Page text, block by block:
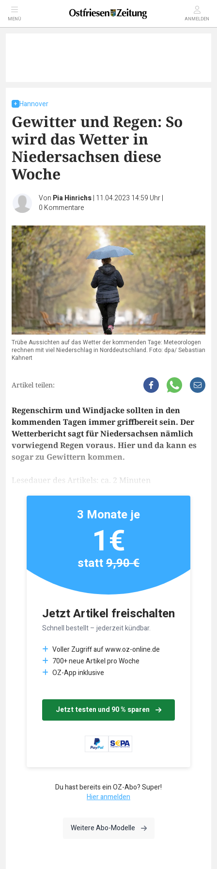
MENÜ ANMELDEN
Hannover
Gewitter und Regen: So
wird das Wetter in
Niedersachsen diese
Woche
Von Pia Hinrichs| 11.04.2023 14:59 Uhr|
0 Kommentare
Trübe Aussichten auf das Wetter der kommenden Tage: Meteorologen
rechnen mit viel Niederschlag in Norddeutschland. Foto: dpa/ Sebastian
Kahnert
Artikel teilen:
Regenschirm und Windjacke sollten in den
kommenden Tagen immer griffbereit sein. Der
Wetterbericht sagt für Niedersachsen nämlich
vorwiegend Regen voraus. Hier und da kann es
sogar zu Gewittern kommen.
Lesedauer des Artikels: ca. 2 Minuten
Jetzt Artikel freischalten
Schnell bestellt – jederzeit kündbar.
Voller Zugriff auf www.oz-online.de
700+ neue Artikel pro Woche
OZ-App inklusive
Jetzt testen und 90 % sparen
3 Monate je
1€
statt9,90 €
Du hast bereits ein OZ-Abo? Super!
Hier anmelden
Weitere Abo-Modelle